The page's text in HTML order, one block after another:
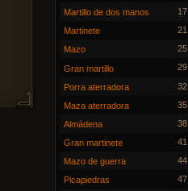
Martillo de dos manos 17
Martinete 21
Mazo 25
Gran martillo 29
Porra aterradora 32
Maza aterradora 35
Almádena 38
Gran martinete 41
Mazo de guerra 44
Picapiedras 47